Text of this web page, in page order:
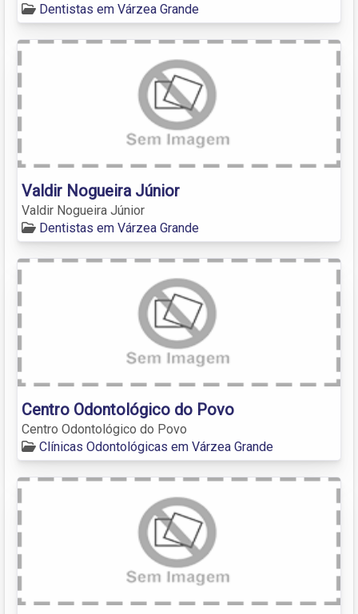
Dentistas em Várzea Grande
Valdir Nogueira Júnior
Valdir Nogueira Júnior
Dentistas em Várzea Grande
Centro Odontológico do Povo
Centro Odontológico do Povo
Clínicas Odontológicas em Várzea Grande